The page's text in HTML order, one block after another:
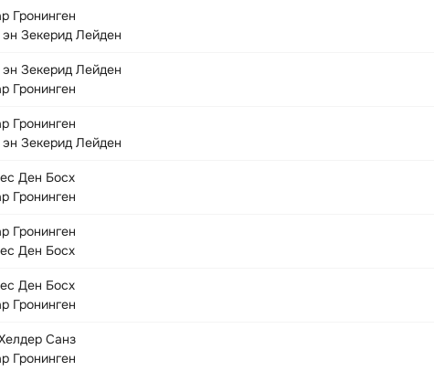
Гронинген
эн Зекерид Лейден
эн Зекерид Лейден
Гронинген
Гронинген
эн Зекерид Лейден
Ден Босх
Гронинген
Гронинген
Ден Босх
Ден Босх
Гронинген
Санз
Гронинген